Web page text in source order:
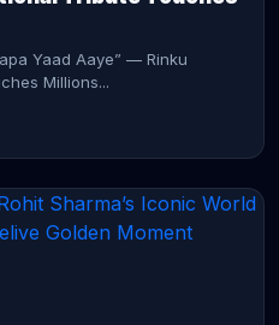
Yaad Aaye” — Rinku
Millions...